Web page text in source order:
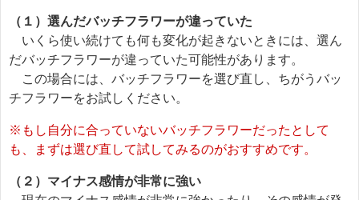
（１）選んだバッチフラワーが違っていた
いくら使い続けても何も変化が起きないときには、選ん
だバッチフラワーが違っていた可能性があります。
この場合には、バッチフラワーを選び直し、ちがうバッ
チフラワーをお試しください。
※もし自分に合っていないバッチフラワーだったとして
も、まずは選び直して試してみるのがおすすめです。
（２）マイナス感情が非常に強い